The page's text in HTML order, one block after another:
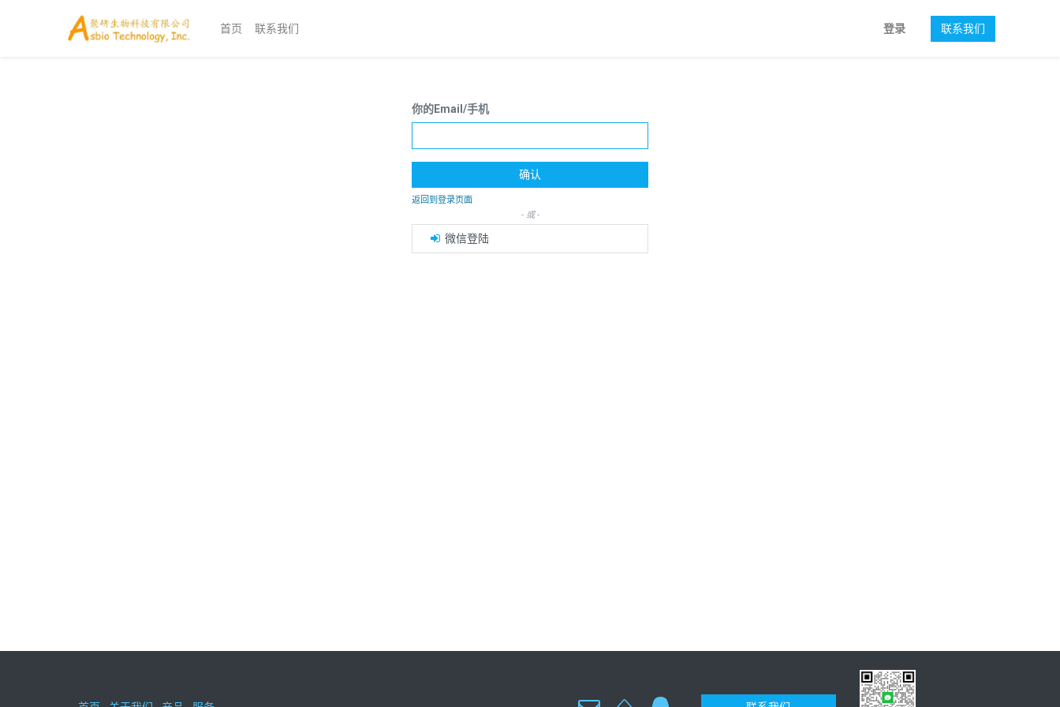
首页 联系我们 登录 联系我们
你的Email/手机
确认
返回到登录页面
- 或 -
微信登陆